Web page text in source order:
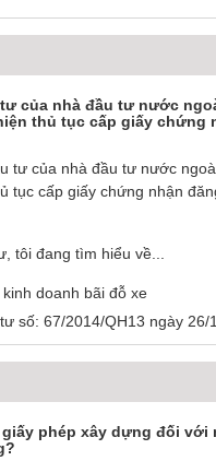
của nhà đầu tư nước
thủ tục cấp giấy chứng
tôi đang tìm hiểu về...
doanh bãi đỗ xe
số: 67/2014/QH13 ngày 26/
phép xây dựng đối với